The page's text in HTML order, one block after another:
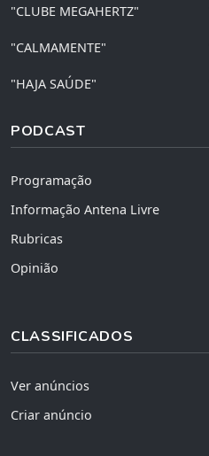
"CLUBE MEGAHERTZ"
"CALMAMENTE"
"HAJA SAÚDE"
PODCAST
Programação
Informação Antena Livre
Rubricas
Opinião
CLASSIFICADOS
Ver anúncios
Criar anúncio